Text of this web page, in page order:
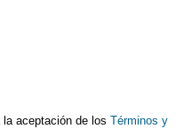
aceptación de los Términos y